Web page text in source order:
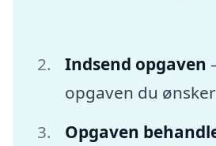
Indsend opgaven
opgaven du
Opgaven